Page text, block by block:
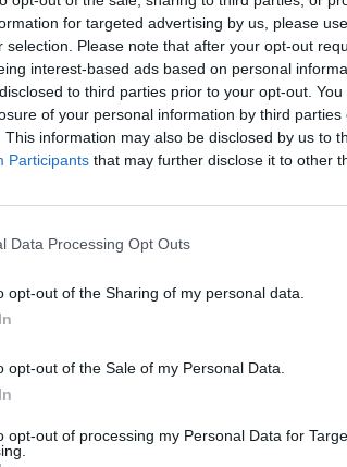
for targeted advertising by us, please
selection. Please note that after your opt-out
interest-based ads based on personal
to third parties prior to your opt-out.
of your personal information by third parties
This information may also be disclosed by us to
Participants that may further disclose it to other
Data Processing Opt Outs
opt-out of the Sharing of my personal data.
opt-out of the Sale of my Personal Data.
opt-out of processing my Personal Data for
κατασκευάζει το Focus, δηλώνοντας ότι
το 2023.